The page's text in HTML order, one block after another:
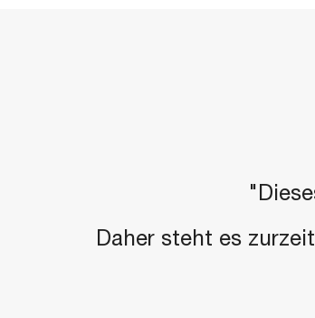
Daher steht es